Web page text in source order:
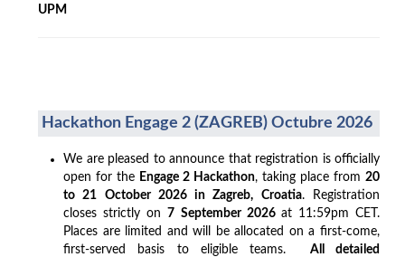
UPM
Hackathon Engage 2 (ZAGREB) Octubre 2026
We are pleased to announce that registration is officially
open for the Engage 2 Hackathon, taking place from 20
to 21 October 2026 in Zagreb, Croatia. Registration
closes strictly on7 September 2026 at 11:59pm CET.
Places are limited and will be allocated on a first-come,
first-served basis to eligible teams. All detailed